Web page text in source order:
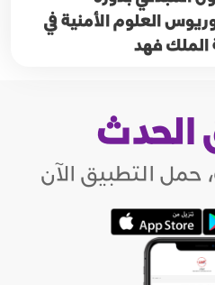
العلوم الأمنية في
الملك فهد
الحدث
حمل التطبيق الآن